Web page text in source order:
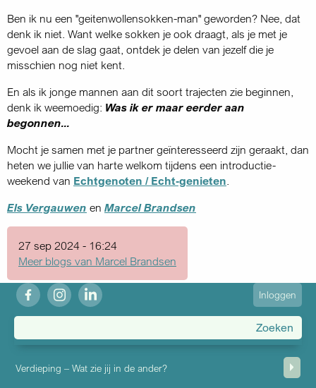
Ben ik nu een "geitenwollensokken-man" geworden? Nee, dat
denk ik niet. Want welke sokken je ook draagt, als je met je
gevoel aan de slag gaat, ontdek je delen van jezelf die je
misschien nog niet kent.
En als ik jonge mannen aan dit soort trajecten zie beginnen,
denk ik weemoedig: Was ik er maar eerder aan
begonnen...
Mocht je samen met je partner geïnteresseerd zijn geraakt, dan
heten we jullie van harte welkom tijdens een introductie-
weekend van Echtgenoten / Echt‑genieten.
Els Vergauwen en Marcel Brandsen
27 sep 2024 - 16:24
Meer blogs van Marcel Brandsen
fb ig in
User
account
menu
Inloggen
Verdieping – Wat zie jij in de ander?